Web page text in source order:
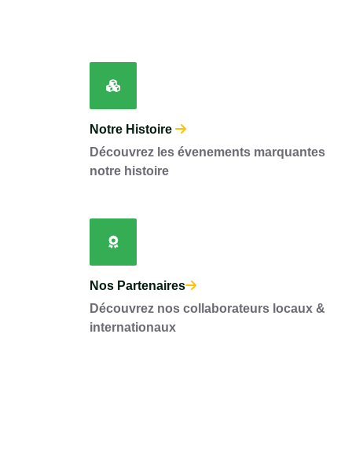
Notre Histoire
Découvrez les évenements marquantes
notre histoire
Nos Partenaires
Découvrez nos collaborateurs locaux &
internationaux